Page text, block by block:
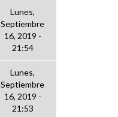
Lunes,
Septiembre
16, 2019 -
21:54
Lunes,
Septiembre
16, 2019 -
21:53